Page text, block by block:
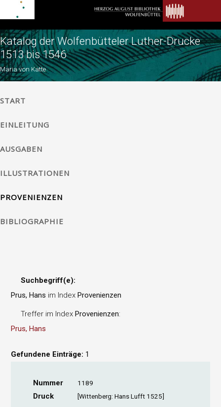
Katalog der Wolfenbütteler Luther-Drucke
1513 bis 1546
Maria von Katte
START
EINLEITUNG
AUSGABEN
ILLUSTRATIONEN
PROVENIENZEN
BIBLIOGRAPHIE
Suchbegriff(e):
Prus, Hans im IndexProvenienzen
Treffer im IndexProvenienzen:
Prus, Hans
Gefundene Einträge: 1
Nummer 1189
Druck [Wittenberg: Hans Lufft 1525]